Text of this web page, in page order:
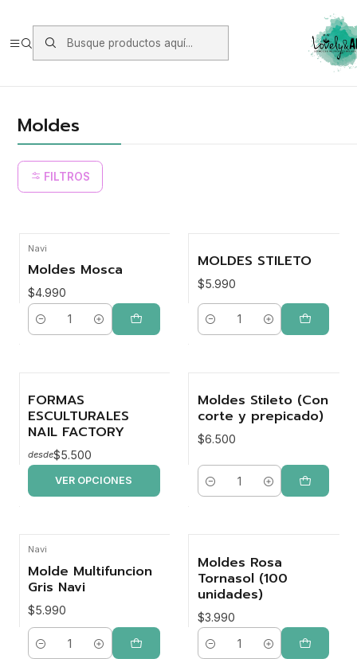
https://www.starken.cl/
Moldes
FILTROS
Navi
Moldes Mosca
$4.990
Cantidad
MOLDES STILETO
$5.990
Cantidad
FORMAS
ESCULTURALES
NAIL FACTORY
desde$5.500
VER OPCIONES
Moldes Stileto (Con
corte y prepicado)
$6.500
Cantidad
Navi
Molde Multifuncion
Gris Navi
$5.990
Cantidad
Moldes Rosa
Tornasol (100
unidades)
$3.990
Cantidad